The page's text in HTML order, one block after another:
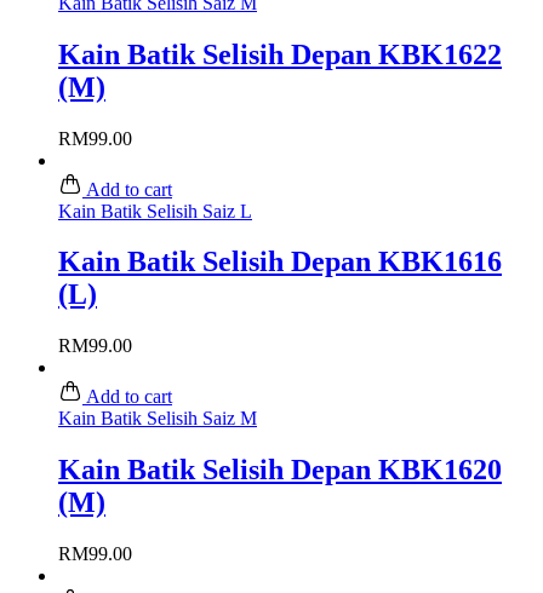
Kain Batik Selisih Depan KBK1622
(M)
RM99.00
Add to cart
Kain Batik Selisih Saiz L
Kain Batik Selisih Depan KBK1616
(L)
RM99.00
Add to cart
Kain Batik Selisih Saiz M
Kain Batik Selisih Depan KBK1620
(M)
RM99.00